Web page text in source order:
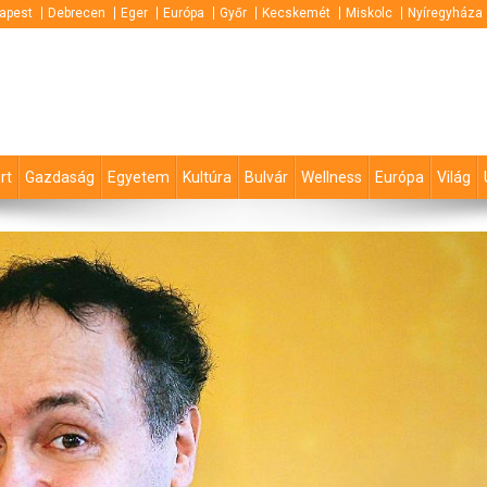
Debrecen Eger Európa Győr Kecskemét Miskolc Nyíregyháza
Gazdaság Egyetem Kultúra Bulvár Wellness Európa Világ